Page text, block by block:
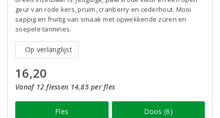
geur van rode kers, pruim, cranberry en cederhout. Mooi
sappig en fruitig van smaak met opwekkende zuren en
soepele tannines.
Op verlanglijst
16,20
Vanaf 12 flessen 14,85 per fles
Fles Doos (6)